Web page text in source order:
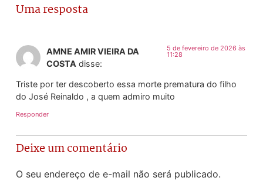
Uma resposta
AMNE AMIR VIEIRA DA
COSTA disse:
5 de fevereiro de 2026 às
11:28
Triste por ter descoberto essa morte prematura do filho
do José Reinaldo , a quem admiro muito
Responder
Deixe um comentário
O seu endereço de e-mail não será publicado.